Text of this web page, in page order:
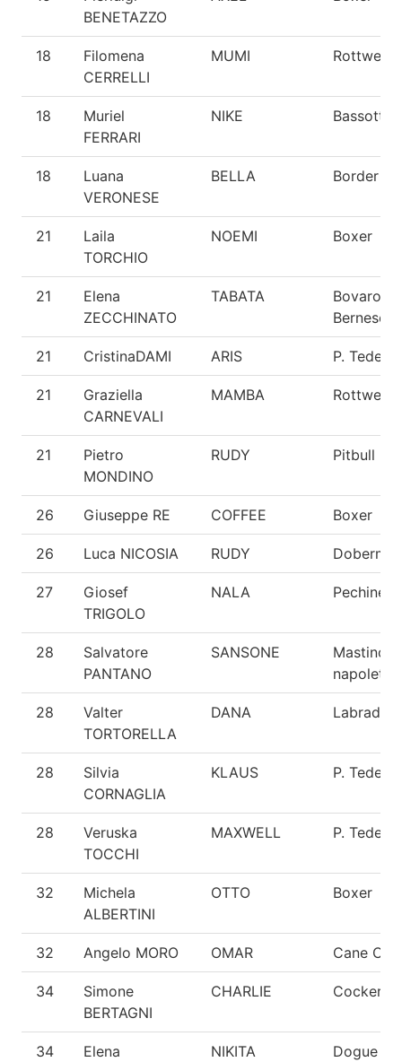
BENETAZZO
18
Filomena
CERRELLI
MUMI Rottweiler
18
Muriel
FERRARI
NIKE Bassotto
18
Luana
VERONESE
BELLA Border
21
Laila
TORCHIO
NOEMI Boxer
21
Elena
ZECCHINATO
TABATA
Bovaro
Bernese
21 CristinaDAMI ARIS P.
21
Graziella
CARNEVALI
MAMBA Rottweiler
21
Pietro
MONDINO
RUDY Pitbull
26 Giuseppe RE COFFEE Boxer
26 Luca NICOSIA RUDY
27
Giosef
TRIGOLO
NALA Pechinese
28
Salvatore
PANTANO
SANSONE
Mastino
28
Valter
TORTORELLA
DANA Labrador
28
Silvia
CORNAGLIA
KLAUS P.
28
Veruska
TOCCHI
MAXWELL P.
32
Michela
ALBERTINI
OTTO Boxer
32 Angelo MORO OMAR Cane
34
Simone
BERTAGNI
CHARLIE Cocker
34
Elena
NIKITA
Dogue de